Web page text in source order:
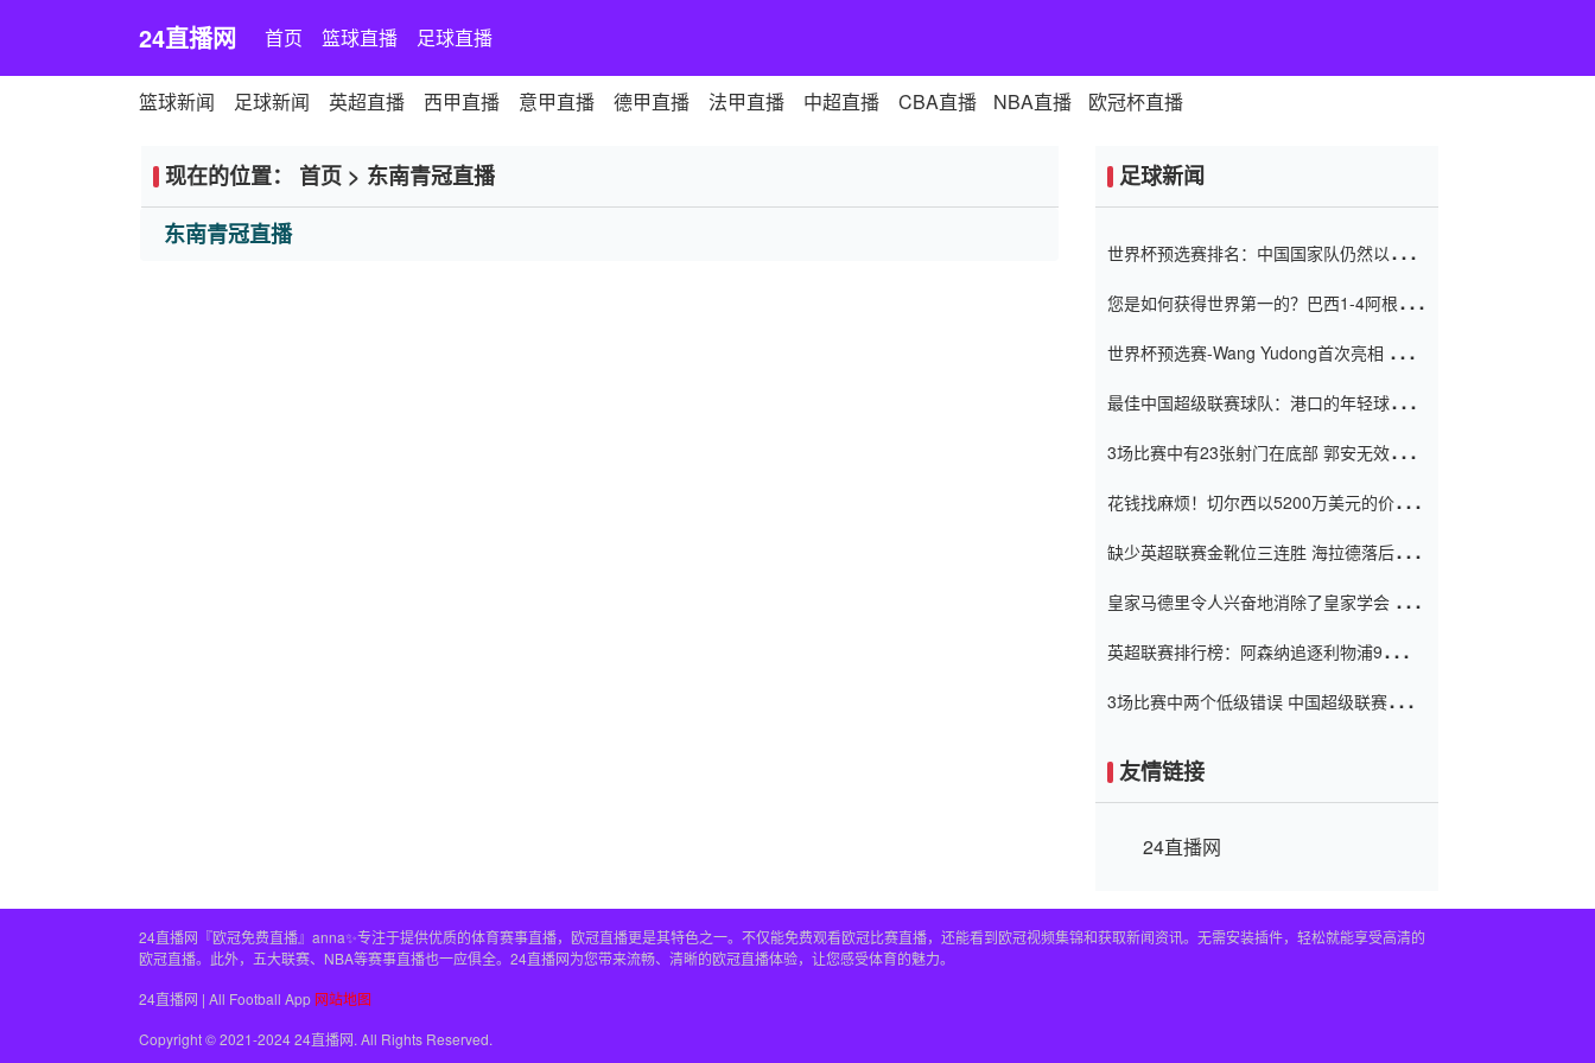
24直播网 首页 篮球直播 足球直播
篮球新闻 足球新闻 英超直播 西甲直播 意甲直播 德甲直播 法甲直播 中超直播 CBA直播 NBA直播 欧冠杯直播
现在的位置： 首页 > 东南青冠直播
东南青冠直播
足球新闻
世界杯预选赛排名：中国国家队仍然以6分
您是如何获得世界第一的？巴西1-4阿根
世界杯预选赛-Wang Yudong首次亮相 中国
最佳中国超级联赛球队：港口的年轻球员在
（Taishan）
3场比赛中有23张射门在底部 郭安无效传球
花钱找麻烦！切尔西以5200万美元的价格
窗口
缺少英超联赛金靴位三连胜 海拉德落后6球
皇家马德里令人兴奋地消除了皇家学会 安
英超联赛排行榜：阿森纳追逐利物浦9分 曼
3场比赛中两个低级错误 中国超级联赛的前
友情链接
24直播网
24直播网『欧冠免费直播』anna✨专注于提供优质的体育赛事直播，欧冠直播更是其特色之一。不仅能免费观看欧冠比赛直播，还能看到欧冠视频集锦和获取新闻资讯。无需安装插件，轻松就能享受高清的
欧冠直播。此外，五大联赛、NBA等赛事直播也一应俱全。24直播网为您带来流畅、清晰的欧冠直播体验，让您感受体育的魅力。
24直播网 | All Football App 网站地图
Copyright © 2021-2024 24直播网. All Rights Reserved.